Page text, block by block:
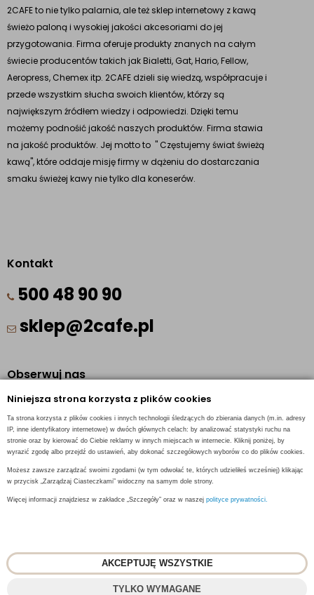
Niniejsza strona korzysta z plików cookies
Ta strona korzysta z plików cookies i innych technologii śledzących do zbierania danych (m.in. adresy
IP, inne identyfikatory internetowe) w dwóch głównych celach: by analizować statystyki ruchu na
stronie oraz by kierować do Ciebie reklamy w innych miejscach w internecie. Kliknij poniżej, by
wyrazić zgodę albo przejdź do ustawień, aby dokonać szczegółowych wyborów co do plików cookies.
Możesz zawsze zarządzać swoimi zgodami (w tym odwołać te, których udzieliłeś wcześniej) klikając
w przycisk „Zarządzaj Ciasteczkami” widoczny na samym dole strony.
Więcej informacji znajdziesz w zakładce „Szczegóły” oraz w naszej polityce prywatności.
AKCEPTUJĘ WSZYSTKIE
TYLKO WYMAGANE
2CAFE to nie tylko palarnia, ale też sklep internetowy z kawą
świeżo paloną i wysokiej jakości akcesoriami do jej
przygotowania. Firma oferuje produkty znanych na całym
świecie producentów takich jak Bialetti, Gat, Hario, Fellow,
Aeropress, Chemex itp. 2CAFE dzieli się wiedzą, współpracuje i
przede wszystkim słucha swoich klientów, którzy są
największym źródłem wiedzy i odpowiedzi. Dzięki temu
możemy podnośić jakość naszych produktów. Firma stawia
na jakość produktów. Jej motto to " Częstujemy świat świeżą
kawą", które oddaje misję firmy w dążeniu do dostarczania
smaku świeżej kawy nie tylko dla koneserów.
Kontakt
500 48 90 90
sklep@2cafe.pl
Obserwuj nas
Facebook
Pinterest
Instagram
- Fresh Roasted Coffee